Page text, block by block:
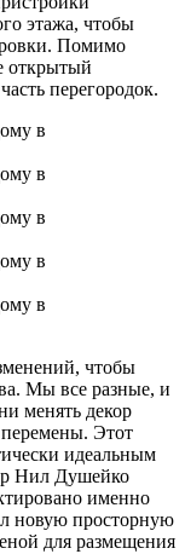
этажа, чтобы
Помимо
открытый
перегородок.
чтобы
Мы все разные, и
менять декор
Этот
идеальным
Нил Душейко
именно
новую просторную
для размещения